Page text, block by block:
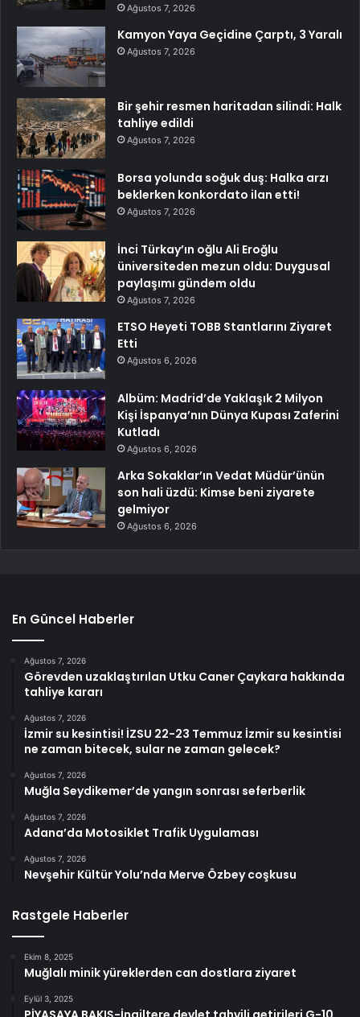
Ağustos 7, 2026
Kamyon Yaya Geçidine Çarptı, 3 Yaralı
Ağustos 7, 2026
Bir şehir resmen haritadan silindi: Halk
tahliye edildi
Ağustos 7, 2026
Borsa yolunda soğuk duş: Halka arzı
beklerken konkordato ilan etti!
Ağustos 7, 2026
İnci Türkay’ın oğlu Ali Eroğlu
üniversiteden mezun oldu: Duygusal
paylaşımı gündem oldu
Ağustos 7, 2026
ETSO Heyeti TOBB Stantlarını Ziyaret
Etti
Ağustos 6, 2026
Albüm: Madrid’de Yaklaşık 2 Milyon
Kişi İspanya’nın Dünya Kupası Zaferini
Kutladı
Ağustos 6, 2026
Arka Sokaklar’ın Vedat Müdür’ünün
son hali üzdü: Kimse beni ziyarete
gelmiyor
Ağustos 6, 2026
En Güncel Haberler
Ağustos 7, 2026
Görevden uzaklaştırılan Utku Caner Çaykara hakkında
tahliye kararı
Ağustos 7, 2026
İzmir su kesintisi! İZSU 22-23 Temmuz İzmir su kesintisi
ne zaman bitecek, sular ne zaman gelecek?
Ağustos 7, 2026
Muğla Seydikemer’de yangın sonrası seferberlik
Ağustos 7, 2026
Adana’da Motosiklet Trafik Uygulaması
Ağustos 7, 2026
Nevşehir Kültür Yolu’nda Merve Özbey coşkusu
Rastgele Haberler
Ekim 8, 2025
Muğlalı minik yüreklerden can dostlara ziyaret
Eylül 3, 2025